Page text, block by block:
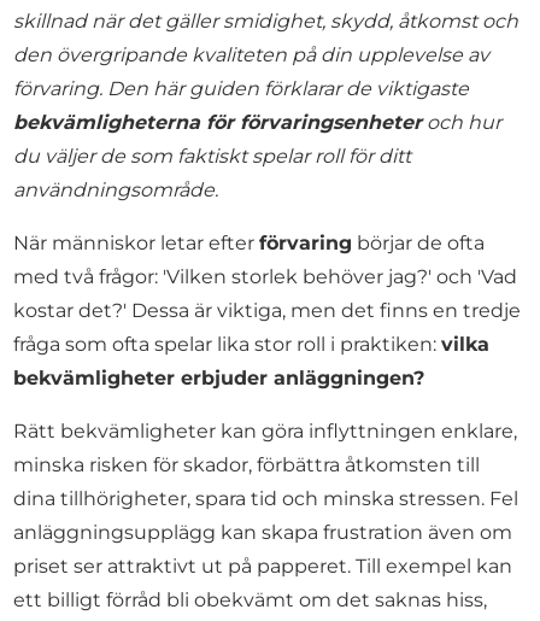
skillnad när det gäller smidighet, skydd, åtkomst och
den övergripande kvaliteten på din upplevelse av
förvaring. Den här guiden förklarar de viktigaste
bekvämligheterna för förvaringsenheteroch hur
du väljer de som faktiskt spelar roll för ditt
användningsområde.
När människor letar efterförvaring börjar de ofta
med två frågor: 'Vilken storlek behöver jag?' och 'Vad
kostar det?' Dessa är viktiga, men det finns en tredje
fråga som ofta spelar lika stor roll i praktiken:vilka
bekvämligheter erbjuder anläggningen?
Rätt bekvämligheter kan göra inflyttningen enklare,
minska risken för skador, förbättra åtkomsten till
dina tillhörigheter, spara tid och minska stressen. Fel
anläggningsupplägg kan skapa frustration även om
priset ser attraktivt ut på papperet. Till exempel kan
ett billigt förråd bli obekvämt om det saknas hiss,